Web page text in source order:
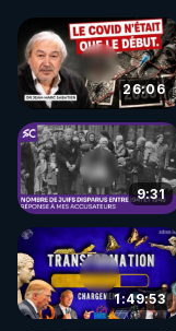
26:06
9:31
1:49:53